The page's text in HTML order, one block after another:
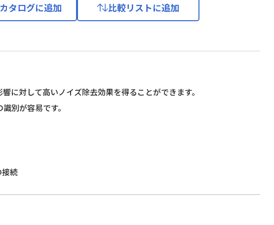
タログに追加 比較リストに追加
対して高いノイズ除去効果を得ることができます。
別が容易です。
続